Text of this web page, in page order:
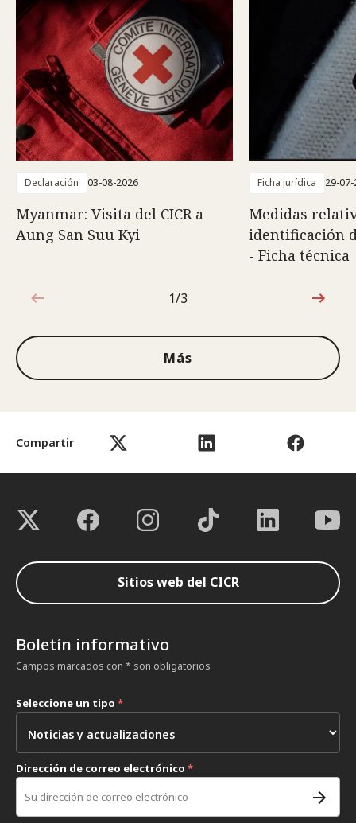
Compartir
Declaración 03-08-2026
Myanmar: Visita del CICR a
Aung San Suu Kyi
Ficha jurídica 29-
Medidas
identificación
- Ficha técnica
1de3
1/3
Más
Sitios web del CICR
Boletín informativo
Campos marcados con * son obligatorios
Seleccione un tipo *
Dirección de correo electrónico *